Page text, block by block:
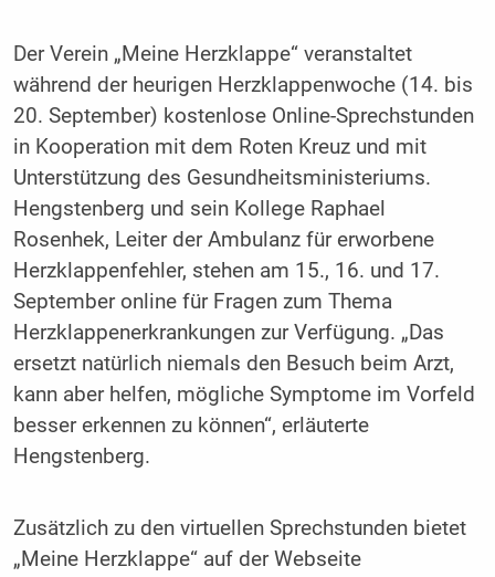
Der Verein „Meine Herzklappe“ veranstaltet
während der heurigen Herzklappenwoche (14. bis
20. September) kostenlose Online-Sprechstunden
in Kooperation mit dem Roten Kreuz und mit
Unterstützung des Gesundheitsministeriums.
Hengstenberg und sein Kollege Raphael
Rosenhek, Leiter der Ambulanz für erworbene
Herzklappenfehler, stehen am 15., 16. und 17.
September online für Fragen zum Thema
Herzklappenerkrankungen zur Verfügung. „Das
ersetzt natürlich niemals den Besuch beim Arzt,
kann aber helfen, mögliche Symptome im Vorfeld
besser erkennen zu können“, erläuterte
Hengstenberg.
Zusätzlich zu den virtuellen Sprechstunden bietet
„Meine Herzklappe“ auf der Webseite